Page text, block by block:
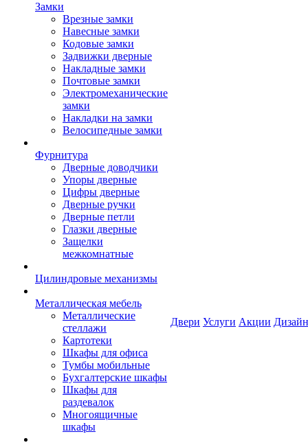
Замки
Врезные замки
Навесные замки
Кодовые замки
Задвижки дверные
Накладные замки
Почтовые замки
Электромеханические
замки
Накладки на замки
Велосипедные замки
Фурнитура
Дверные доводчики
Упоры дверные
Цифры дверные
Дверные ручки
Дверные петли
Глазки дверные
Защелки
межкомнатные
Цилиндровые механизмы
Металлическая мебель
Металлические
стеллажи
Картотеки
Шкафы для офиса
Тумбы мобильные
Бухгалтерские шкафы
Шкафы для
раздевалок
Многоящичные
шкафы
Двери Услуги Акции